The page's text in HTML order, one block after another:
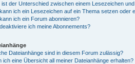
ist der Unterschied zwischen einem Lesezeichen
ich ein Lesezeichen auf ein Thema setzen oder
ich ein Forum abonnieren?
ich meine Abonnements?
Dateianhänge sind in diesem Forum zulässig?
ich eine Übersicht all meiner Dateianhänge erhalten?